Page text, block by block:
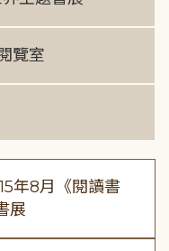
覽室
年8月《閱讀書
展